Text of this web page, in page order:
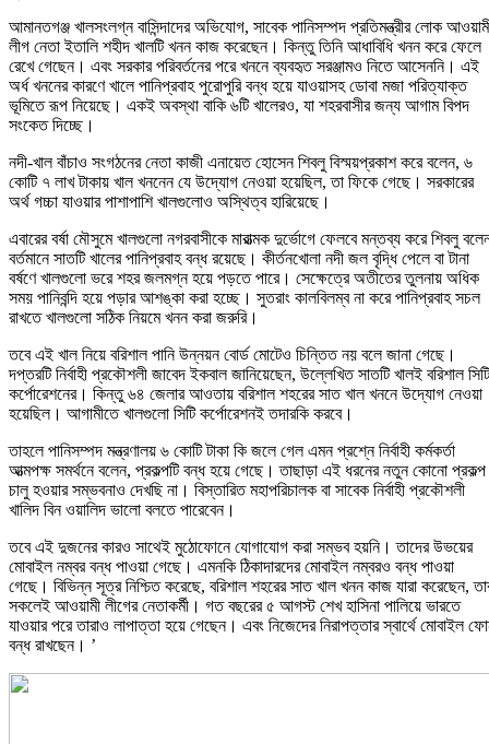
আমানতগঞ্জ খালসংলগ্ন বাসিন্দাদের অভিযোগ, সাবেক পানিসম্পদ প্রতিমন্ত্রীর লোক
লীগ নেতা ইতালি শহীদ খালটি খনন কাজ করেছেন। কিন্তু তিনি আধাবিধি খনন করে ফেলে
রেখে গেছেন। এবং সরকার পরিবর্তনের পরে খননে ব্যবহৃত সরঞ্জামও নিতে আসেননি। এই
অর্ধ খননের কারণে খালে পানিপ্রবাহ পুরোপুরি বন্ধ হয়ে যাওয়াসহ ডোবা মজা পরিত্যাক্ত
ভূমিতে রূপ নিয়েছে। একই অবস্থা বাকি ৬টি খালেরও, যা শহরবাসীর জন্য আগাম বিপদ
সংকেত দিচ্ছে।
নদী-খাল বাঁচাও সংগঠনের নেতা কাজী এনায়েত হোসেন শিবলু বিস্ময়প্রকাশ করে বলেন, ৬
কোটি ৭ লাখ টাকায় খাল খননেন যে উদ্যোগ নেওয়া হয়েছিল, তা ফিকে গেছে। সরকারের
অর্থ গচ্চা যাওয়ার পাশাপাশি খালগুলোও অস্থিত্ব হারিয়েছে।
এবারের বর্ষা মৌসুমে খালগুলো নগরবাসীকে মারাত্মক দুর্ভোগে ফেলবে মন্তব্য করে শিবলু
বর্তমানে সাতটি খালের পানিপ্রবাহ বন্ধ রয়েছে। কীর্তনখোলা নদী জল বৃদ্ধি পেলে বা টানা
বর্ষণে খালগুলো ভরে শহর জলমগ্ন হয়ে পড়তে পারে। সেক্ষেত্রে অতীতের তুলনায় অধিক
সময় পানিবন্দি হয়ে পড়ার আশঙ্কা করা হচ্ছে। সুতরাং কালবিলম্ব না করে পানিপ্রবাহ সচল
রাখতে খালগুলো সঠিক নিয়মে খনন করা জরুরি।
তবে এই খাল নিয়ে বরিশাল পানি উন্নয়ন বোর্ড মোটেও চিন্তিত নয় বলে জানা গেছে।
দপ্তরটি নির্বাহী প্রকৌশলী জাবেদ ইকবাল জানিয়েছেন, উল্লেখিত সাতটি খালই বরিশাল সিটি
কর্পোরেশনের। কিন্তু ৬৪ জেলার আওতায় বরিশাল শহরের সাত খাল খননে উদ্যোগ নেওয়া
হয়েছিল। আগামীতে খালগুলো সিটি কর্পোরেশনই তদারকি করবে।
তাহলে পানিসম্পদ মন্ত্রণালয় ৬ কোটি টাকা কি জলে গেল এমন প্রশ্নে নির্বাহী কর্মকর্তা
আত্মপক্ষ সমর্থনে বলেন, প্রকল্পটি বন্ধ হয়ে গেছে। তাছাড়া এই ধরনের নতুন কোনো প্রকল্প
চালু হওয়ার সম্ভবনাও দেখছি না। বিস্তারিত মহাপরিচালক বা সাবেক নির্বাহী প্রকৌশলী
খালিদ বিন ওয়ালিদ ভালো বলতে পারেবেন।
তবে এই দুজনের কারও সাথেই মুঠোফোনে যোগাযোগ করা সম্ভব হয়নি। তাদের উভয়ের
মোবাইল নম্বর বন্ধ পাওয়া গেছে। এমনকি ঠিকাদারদের মোবাইল নম্বরও বন্ধ পাওয়া
গেছে। বিভিন্ন সূত্র নিশ্চিত করেছে, বরিশাল শহরের সাত খাল খনন কাজ যারা করেছেন,
সকলেই আওয়ামী লীগের নেতাকর্মী। গত বছরের ৫ আগস্ট শেখ হাসিনা পালিয়ে ভারতে
যাওয়ার পরে তারাও লাপাত্তা হয়ে গেছেন। এবং নিজেদের নিরাপত্তার স্বার্থে মোবাইল
বন্ধ রাখছেন। ’